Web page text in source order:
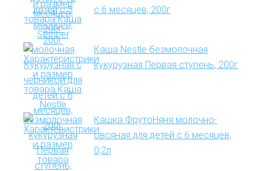
с 6 месяцев, 200г
Каша Nestle безмолочная
кукурузная Первая ступень, 200г
Кашка ФрутоНяня молочно-
овсяная для детей с 6 месяцев,
0,2л